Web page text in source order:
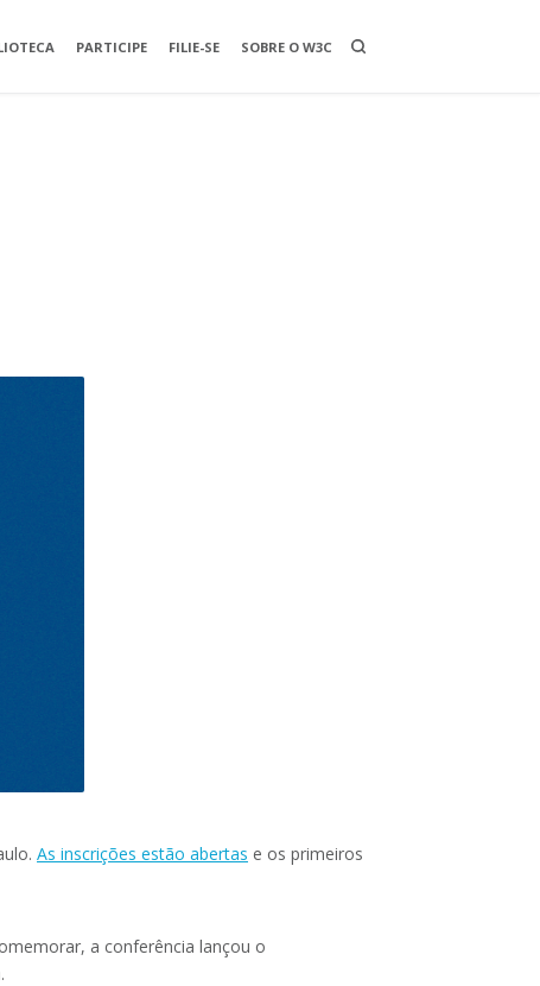
PARTICIPE FILIE-SE SOBRE O W3C
As inscrições estão abertas e os primeiros
a conferência lançou o